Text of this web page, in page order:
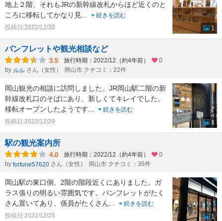
地上２階、それもJRの新幹線改札からほど近くのと
ころに移転してかなり見...
続きを読む
投稿日:2022/12/30
1
パンフレットや観光相談など
3.5 旅行時期：2022/12（約4年前）
0
by ルル さん（女性） 岡山市 クチコミ：22件
岡山観光の相談に訪問しました。JR岡山駅二階の新
幹線改札口のそばにあり、新しくてキレイでした。
移転オープンしたようです...
続きを読む
投稿日:2022/12/29
1
駅の観光案内所
4.0 旅行時期：2022/12（約4年前）
0
by fortune57620 さん（女性） 岡山市 クチコミ：35件
岡山駅の東口側、2階の階段近くにありました。ガ
ラス張りの明るい雰囲気です。パンフレットがたく
さん置いてあり、係員がたくさん...
続きを読む
投稿日:2022/12/25
1